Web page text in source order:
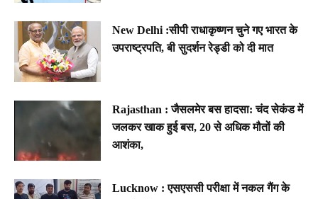
New Delhi :सीपी राधाकृष्णन चुने गए भारत के
उपराष्ट्रपति, बी सुदर्शन रेड्डी को दी मात
Rajasthan : जैसलमेर बस हादसा: चंद सेकंड में
जलकर खाक हुई बस, 20 से अधिक मौतों की
आशंका,
Lucknow : एसएससी परीक्षा में नकल गैंग के